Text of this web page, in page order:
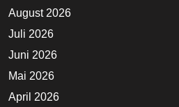
August 2026
Juli 2026
Juni 2026
Mai 2026
April 2026